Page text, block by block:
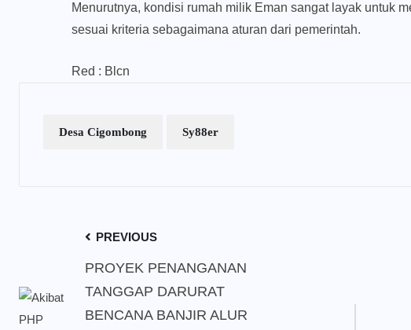
Menurutnya, kondisi rumah milik Eman sangat layak untuk
sesuai kriteria sebagaimana aturan dari pemerintah.
Red : Blcn
Desa Cigombong Sy88er
PREVIOUS
PROYEK PENANGANAN
TANGGAP DARURAT
BENCANA BANJIR ALUR